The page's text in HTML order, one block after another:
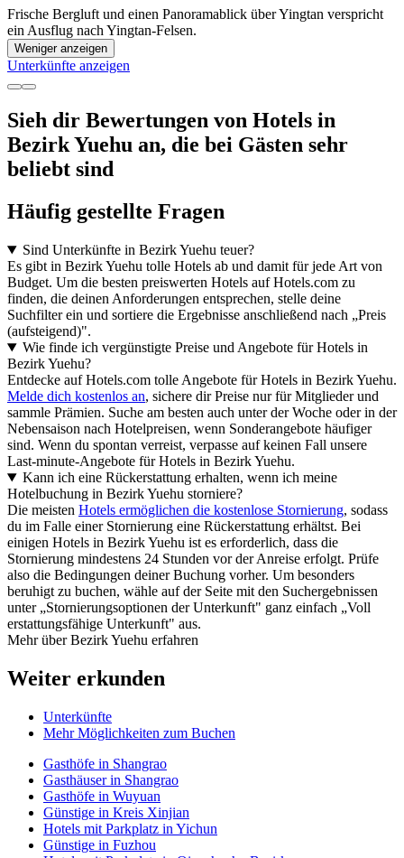
Frische Bergluft und einen Panoramablick über Yingtan verspricht
ein Ausflug nach Yingtan-Felsen.
Weniger anzeigen
Unterkünfte anzeigen
Sieh dir Bewertungen von Hotels in
Bezirk Yuehu an, die bei Gästen sehr
beliebt sind
Häufig gestellte Fragen
Sind Unterkünfte in Bezirk Yuehu teuer?
Es gibt in Bezirk Yuehu tolle Hotels ab und damit für jede Art von
Budget. Um die besten preiswerten Hotels auf Hotels.com zu
finden, die deinen Anforderungen entsprechen, stelle deine
Suchfilter ein und sortiere die Ergebnisse anschließend nach „Preis
(aufsteigend)".
Wie finde ich vergünstigte Preise und Angebote für Hotels in
Bezirk Yuehu?
Entdecke auf Hotels.com tolle Angebote für Hotels in Bezirk Yuehu.
Melde dich kostenlos an, sichere dir Preise nur für Mitglieder und
sammle Prämien. Suche am besten auch unter der Woche oder in der
Nebensaison nach Hotelpreisen, wenn Sonderangebote häufiger
sind. Wenn du spontan verreist, verpasse auf keinen Fall unsere
Last-minute-Angebote für Hotels in Bezirk Yuehu.
Kann ich eine Rückerstattung erhalten, wenn ich meine
Hotelbuchung in Bezirk Yuehu storniere?
Die meisten Hotels ermöglichen die kostenlose Stornierung, sodass
du im Falle einer Stornierung eine Rückerstattung erhältst. Bei
einigen Hotels in Bezirk Yuehu ist es erforderlich, dass die
Stornierung mindestens 24 Stunden vor der Anreise erfolgt. Prüfe
also die Bedingungen deiner Buchung vorher. Um besonders
beruhigt zu buchen, wähle auf der Seite mit den Suchergebnissen
unter „Stornierungsoptionen der Unterkunft" ganz einfach „Voll
erstattungsfähige Unterkunft" aus.
Mehr über Bezirk Yuehu erfahren
Weiter erkunden
Unterkünfte
Mehr Möglichkeiten zum Buchen
Gasthöfe in Shangrao
Gasthäuser in Shangrao
Gasthöfe in Wuyuan
Günstige in Kreis Xinjian
Hotels mit Parkplatz in Yichun
Günstige in Fuzhou